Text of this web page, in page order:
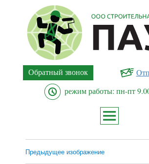
Обратный звонок
режим работы: пн-пт
Предыдущее изображение